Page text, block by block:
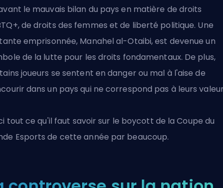
le mauvais bilan du pays en matière de droits
de droits des femmes et de liberté politique. Une
emprisonnée, Manahel al-Otaibi, est devenue un
de la lutte pour les droits fondamentaux. De plus,
joueurs se sentent en danger ou mal à l'aise de
dans un pays qui ne correspond pas à leurs
tout ce qu'il faut savoir sur le boycott de la Coupe du
Esports de cette année par beaucoup.